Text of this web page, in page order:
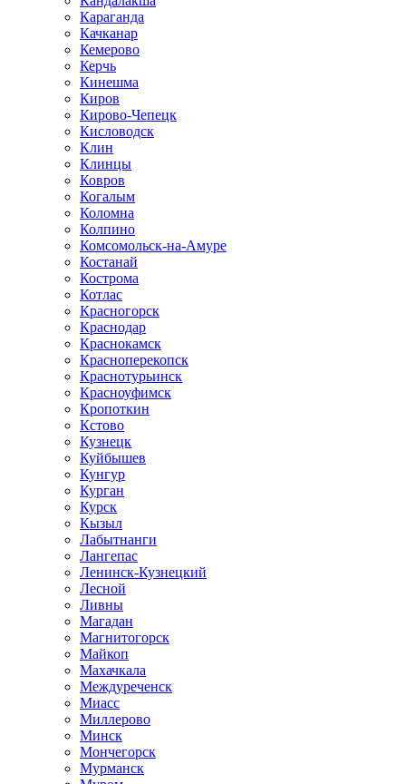
Караганда
Качканар
Кемерово
Керчь
Кинешма
Киров
Кирово-Чепецк
Кисловодск
Клин
Клинцы
Ковров
Когалым
Коломна
Колпино
Комсомольск-на-Амуре
Костанай
Кострома
Котлас
Красногорск
Краснодар
Краснокамск
Красноперекопск
Краснотурьинск
Красноуфимск
Кропоткин
Кстово
Кузнецк
Куйбышев
Кунгур
Курган
Курск
Кызыл
Лабытнанги
Лангепас
Ленинск-Кузнецкий
Лесной
Ливны
Магадан
Магнитогорск
Майкоп
Махачкала
Междуреченск
Миасс
Миллерово
Минск
Мончегорск
Мурманск